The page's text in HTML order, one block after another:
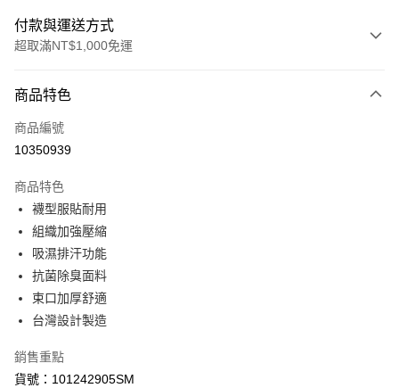
付款與運送方式
超取滿NT$1,000免運
信用卡一次付款
LINE Pay
街口支付
悠遊付
Google Pay
全盈+PAY
運送方式
商品特色
商品編號
10350939
商品特色
襪型服貼耐用
組織加強壓縮
吸濕排汗功能
抗菌除臭面料
束口加厚舒適
台灣設計製造
銷售重點
貨號：101242905SM